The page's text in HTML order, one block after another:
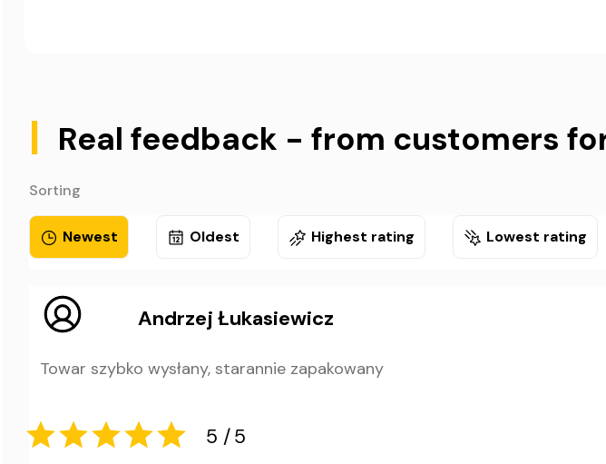
| Real feedback - from customers
Sorting
Newest Oldest Highest rating Lowest rating
Andrzej Łukasiewicz
Towar szybko wysłany, starannie zapakowany